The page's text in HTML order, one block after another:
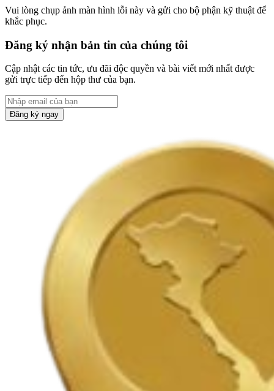
Vui lòng chụp ảnh màn hình lỗi này và gửi cho bộ phận kỹ thuật để
khắc phục.
Đăng ký nhận bản tin của chúng tôi
Cập nhật các tin tức, ưu đãi độc quyền và bài viết mới nhất được
gửi trực tiếp đến hộp thư của bạn.
Đăng ký ngay